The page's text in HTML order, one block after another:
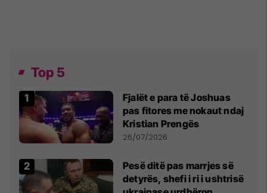
Top 5
Fjalët e para të Joshuas
pas fitores me nokaut ndaj
Kristian Prengës
26/07/2026
Pesë ditë pas marrjes së
detyrës, shefi i ri i ushtrisë